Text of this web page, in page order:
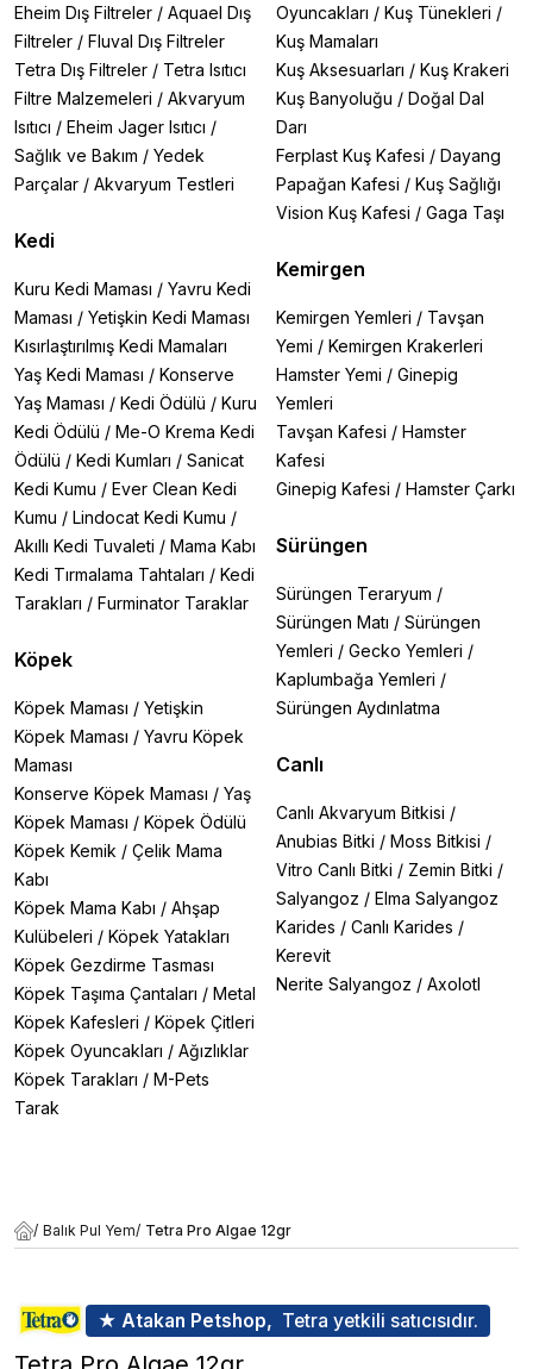
Eheim Dış Filtreler / Aquael Dış
Filtreler / Fluval Dış Filtreler
Tetra Dış Filtreler / Tetra Isıtıcı
Filtre Malzemeleri / Akvaryum
Isıtıcı / Eheim Jager Isıtıcı /
Sağlık ve Bakım / Yedek
Parçalar / Akvaryum Testleri
Kedi
Kuru Kedi Maması / Yavru Kedi
Maması / Yetişkin Kedi Maması
Kısırlaştırılmış Kedi Mamaları
Yaş Kedi Maması / Konserve
Yaş Maması / Kedi Ödülü / Kuru
Kedi Ödülü / Me-O Krema Kedi
Ödülü / Kedi Kumları / Sanicat
Kedi Kumu / Ever Clean Kedi
Kumu / Lindocat Kedi Kumu /
Akıllı Kedi Tuvaleti / Mama Kabı
Kedi Tırmalama Tahtaları / Kedi
Tarakları / Furminator Taraklar
Köpek
Köpek Maması / Yetişkin
Köpek Maması / Yavru Köpek
Maması
Konserve Köpek Maması / Yaş
Köpek Maması / Köpek Ödülü
Köpek Kemik / Çelik Mama
Kabı
Köpek Mama Kabı / Ahşap
Kulübeleri / Köpek Yatakları
Köpek Gezdirme Tasması
Köpek Taşıma Çantaları / Metal
Köpek Kafesleri / Köpek Çitleri
Köpek Oyuncakları / Ağızlıklar
Köpek Tarakları / M-Pets
Tarak
Oyuncakları / Kuş Tünekleri /
Kuş Mamaları
Kuş Aksesuarları / Kuş Krakeri
Kuş Banyoluğu / Doğal Dal
Darı
Ferplast Kuş Kafesi / Dayang
Papağan Kafesi / Kuş Sağlığı
Vision Kuş Kafesi / Gaga Taşı
Kemirgen
Kemirgen Yemleri / Tavşan
Yemi / Kemirgen Krakerleri
Hamster Yemi / Ginepig
Yemleri
Tavşan Kafesi / Hamster
Kafesi
Ginepig Kafesi / Hamster Çarkı
Sürüngen
Sürüngen Teraryum /
Sürüngen Matı / Sürüngen
Yemleri / Gecko Yemleri /
Kaplumbağa Yemleri /
Sürüngen Aydınlatma
Canlı
Canlı Akvaryum Bitkisi /
Anubias Bitki / Moss Bitkisi /
Vitro Canlı Bitki / Zemin Bitki /
Salyangoz / Elma Salyangoz
Karides / Canlı Karides /
Kerevit
Nerite Salyangoz / Axolotl
/ Balık Pul Yem/ Tetra Pro Algae 12gr
★ Atakan Petshop, Tetra yetkili satıcısıdır.